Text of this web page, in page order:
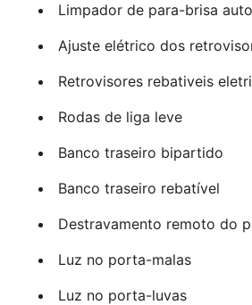
Limpador de para-brisa
Ajuste elétrico dos
Retrovisores rebativeis
Rodas de liga leve
Banco traseiro bipartido
Banco traseiro rebatível
Destravamento remoto do
Luz no porta-malas
Luz no porta-luvas